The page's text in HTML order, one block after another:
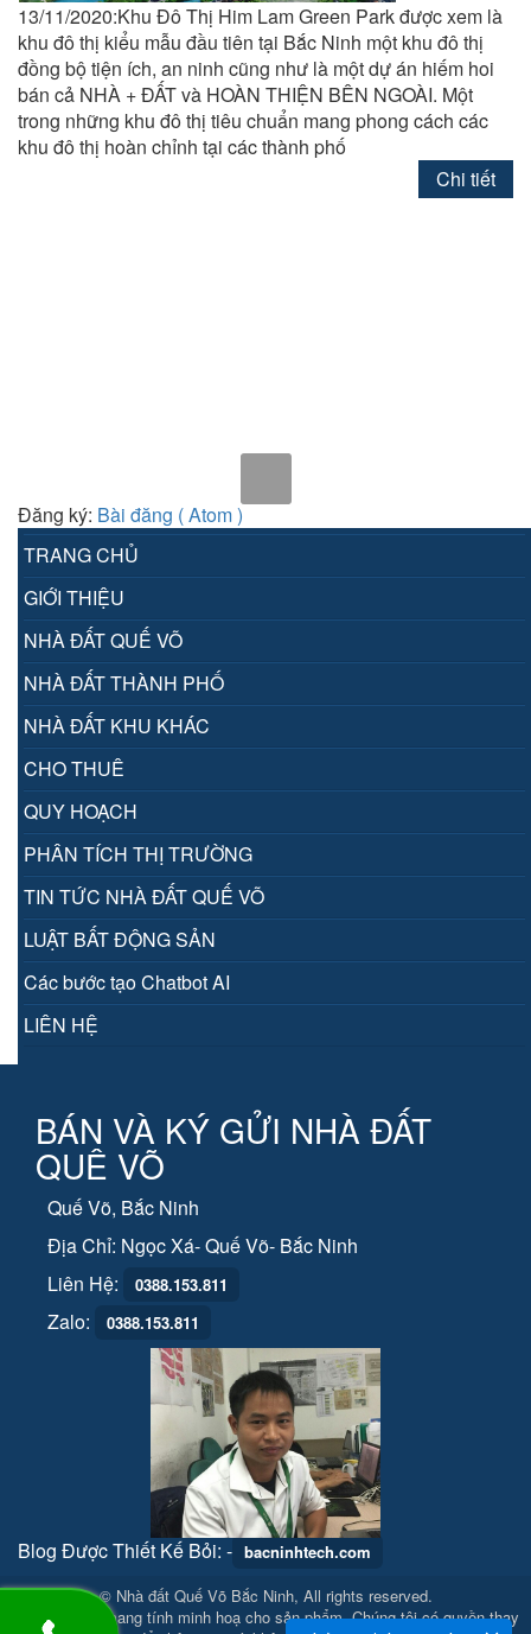
13/11/2020:Khu Đô Thị Him Lam Green Park được xem là
khu đô thị kiểu mẫu đầu tiên tại Bắc Ninh một khu đô thị
đồng bộ tiện ích, an ninh cũng như là một dự án hiếm hoi
bán cả NHÀ + ĐẤT và HOÀN THIỆN BÊN NGOÀI. Một
trong những khu đô thị tiêu chuẩn mang phong cách các
khu đô thị hoàn chỉnh tại các thành phố
Chi tiết
Đăng ký: Bài đăng ( Atom )
TRANG CHỦ
GIỚI THIỆU
NHÀ ĐẤT QUẾ VÕ
NHÀ ĐẤT THÀNH PHỐ
NHÀ ĐẤT KHU KHÁC
CHO THUÊ
QUY HOẠCH
PHÂN TÍCH THỊ TRƯỜNG
TIN TỨC NHÀ ĐẤT QUẾ VÕ
LUẬT BẤT ĐỘNG SẢN
Các bước tạo Chatbot AI
LIÊN HỆ
BÁN VÀ KÝ GỬI NHÀ ĐẤT
QUÊ VÕ
Quế Võ, Bắc Ninh
Địa Chỉ: Ngọc Xá- Quế Võ- Bắc Ninh
Liên Hệ:
0388.153.811
Zalo: 0388.153.811
Blog Được Thiết Kế Bỏi: - bacninhtech.com
© Nhà đất Quế Võ Bắc Ninh, All rights reserved.
Hình ảnh chỉ mang tính minh hoạ cho sản phẩm. Chúng tôi có quyền thay